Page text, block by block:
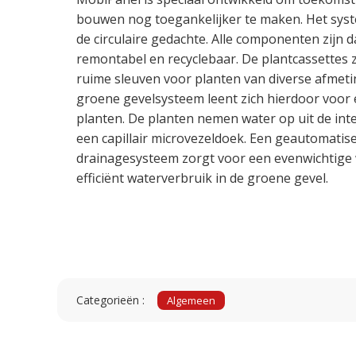
bouwen nog toegankelijker te maken. Het
de circulaire gedachte. Alle componenten zijn
remontabel en recyclebaar. De plantcassettes
ruime sleuven voor planten van diverse
groene gevelsysteem leent zich hierdoor voor
planten. De planten nemen water op uit de
een capillair microvezeldoek. Een
drainagesysteem zorgt voor een
efficiënt waterverbruik in de groene gevel.
Categorieën : Algemeen